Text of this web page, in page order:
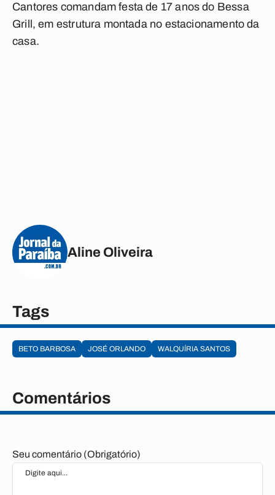
Cantores comandam festa de 17 anos do Bessa
Grill, em estrutura montada no estacionamento da
casa.
Aline Oliveira
Tags
BETO BARBOSA JOSÉ ORLANDO WALQUÍRIA SANTOS
Comentários
Seu comentário (Obrigatório)